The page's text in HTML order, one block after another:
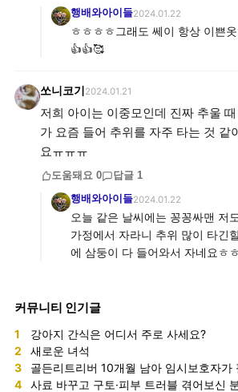
행배와아이들2024.01.22
ㅎㅎㅎㅎ그래도 쎄이 항상 이쁜
👍👍🥰
쏘니코기 2024.01.21
저희 아이는 이중모인데 진짜 추울
가 요즘 들어 추위를 자주 타는 것 같
요ㅠㅠㅠ
도움돼요 0 답글 1
행배와아이들2024.01.22
오늘 같은 날씨에는 꽁꽁싸맨 저
가정에서 자라니 추위 많이 타긴
에 삼둥이 다 들어와서 자네요ㅎㅎ
커뮤니티 인기글
1 강아지 간식은 어디서 주로 사세요?
2 새로운 녀석
3 골든리트리버 10개월 남아 임시보호자가
4 사료 바꾸고 구토·피부 트러블 겪어보신